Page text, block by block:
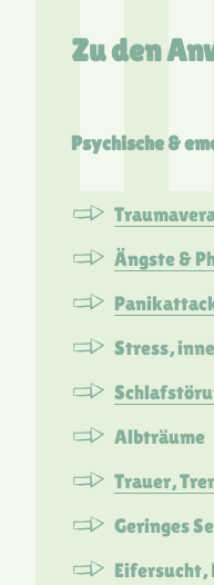
Zu den
Psychische &
Ängste &
Stress,
Albträume
Trauer,
Geringes
Eifersucht,